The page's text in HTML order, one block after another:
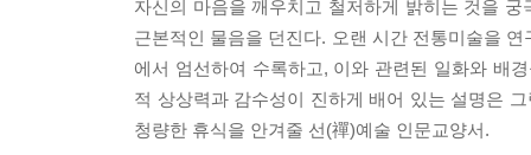
자신의 마음을 깨우치고 철저하게 밝히는 것을
근본적인 물음을 던진다. 오랜 시간 전통미술을
에서 엄선하여 수록하고, 이와 관련된 일화와 배
적 상상력과 감수성이 진하게 배어 있는 설명은
청량한 휴식을 안겨줄 선(禪)예술 인문교양서.